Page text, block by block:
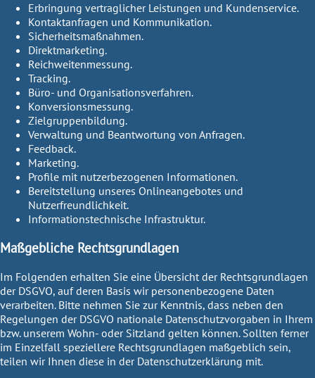
Erbringung vertraglicher Leistungen und Kundenservice.
Kontaktanfragen und Kommunikation.
Sicherheitsmaßnahmen.
Direktmarketing.
Reichweitenmessung.
Tracking.
Büro- und Organisationsverfahren.
Konversionsmessung.
Zielgruppenbildung.
Verwaltung und Beantwortung von Anfragen.
Feedback.
Marketing.
Profile mit nutzerbezogenen Informationen.
Bereitstellung unseres Onlineangebotes und
Nutzerfreundlichkeit.
Informationstechnische Infrastruktur.
Maßgebliche Rechtsgrundlagen
Im Folgenden erhalten Sie eine Übersicht der Rechtsgrundlagen
der DSGVO, auf deren Basis wir personenbezogene Daten
verarbeiten. Bitte nehmen Sie zur Kenntnis, dass neben den
Regelungen der DSGVO nationale Datenschutzvorgaben in Ihrem
bzw. unserem Wohn- oder Sitzland gelten können. Sollten ferner
im Einzelfall speziellere Rechtsgrundlagen maßgeblich sein,
teilen wir Ihnen diese in der Datenschutzerklärung mit.